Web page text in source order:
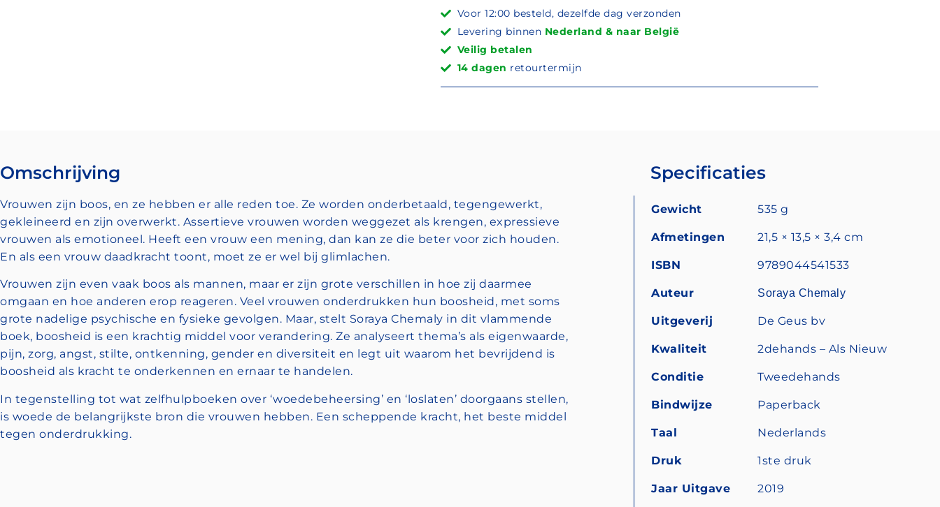
Voor 12:00 besteld, dezelfde dag verzonden
Levering binnen Nederland & naar België
Veilig betalen
14 dagen retourtermijn
Omschrijving
Vrouwen zijn boos, en ze hebben er alle reden toe. Ze worden onderbetaald, tegengewerkt,
gekleineerd en zijn overwerkt. Assertieve vrouwen worden weggezet als krengen, expressieve
vrouwen als emotioneel. Heeft een vrouw een mening, dan kan ze die beter voor zich houden.
En als een vrouw daadkracht toont, moet ze er wel bij glimlachen.
Vrouwen zijn even vaak boos als mannen, maar er zijn grote verschillen in hoe zij daarmee
omgaan en hoe anderen erop reageren. Veel vrouwen onderdrukken hun boosheid, met soms
grote nadelige psychische en fysieke gevolgen. Maar, stelt Soraya Chemaly in dit vlammende
boek, boosheid is een krachtig middel voor verandering. Ze analyseert thema’s als eigenwaarde,
pijn, zorg, angst, stilte, ontkenning, gender en diversiteit en legt uit waarom het bevrijdend is
boosheid als kracht te onderkennen en ernaar te handelen.
In tegenstelling tot wat zelfhulpboeken over ‘woedebeheersing’ en ‘loslaten’ doorgaans stellen,
is woede de belangrijkste bron die vrouwen hebben. Een scheppende kracht, het beste middel
tegen onderdrukking.
Specificaties
Gewicht 535 g
Afmetingen 21,5 × 13,5 × 3,4 cm
ISBN 9789044541533
Auteur Soraya Chemaly
Uitgeverij De Geus bv
Kwaliteit 2dehands – Als Nieuw
Conditie Tweedehands
Bindwijze Paperback
Taal Nederlands
Druk 1ste druk
Jaar Uitgave 2019